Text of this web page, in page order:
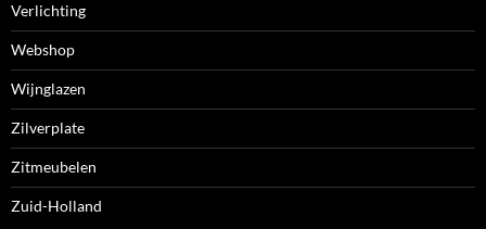
Verlichting
Webshop
Wijnglazen
Zilverplate
Zitmeubelen
Zuid-Holland